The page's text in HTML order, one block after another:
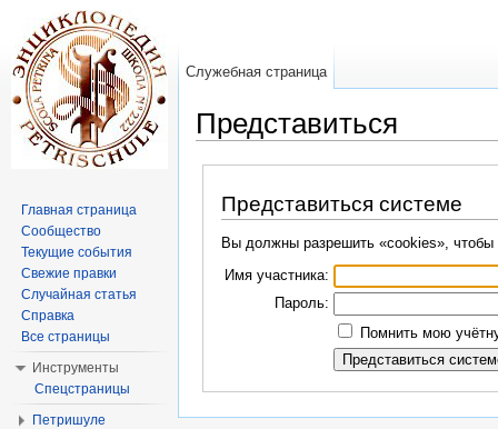
Представиться
Представиться системе
Вы должны разрешить «cookies», чтобы
Имя участника:
Пароль:
Помнить мою
Служебная страница
Главная страница
Сообщество
Текущие события
Свежие правки
Случайная статья
Справка
Все страницы
Инструменты
Спецстраницы
Петришуле